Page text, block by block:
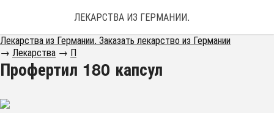
ЛЕКАРСТВА ИЗ ГЕРМАНИИ. ЗАКАЗАТЬ
Лекарства из Германии. Заказать лекарство из Германии
→ Лекарства → П
Профертил 180 капсул